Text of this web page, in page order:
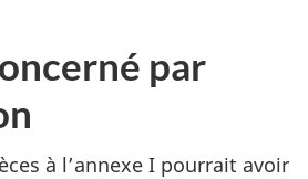
par
à l’annexe I pourrait avoir